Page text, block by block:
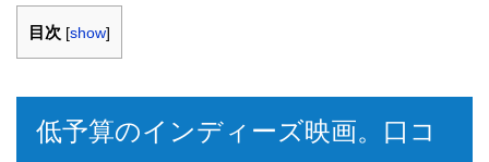
目次 [show]
低予算のインディーズ映画。口コ